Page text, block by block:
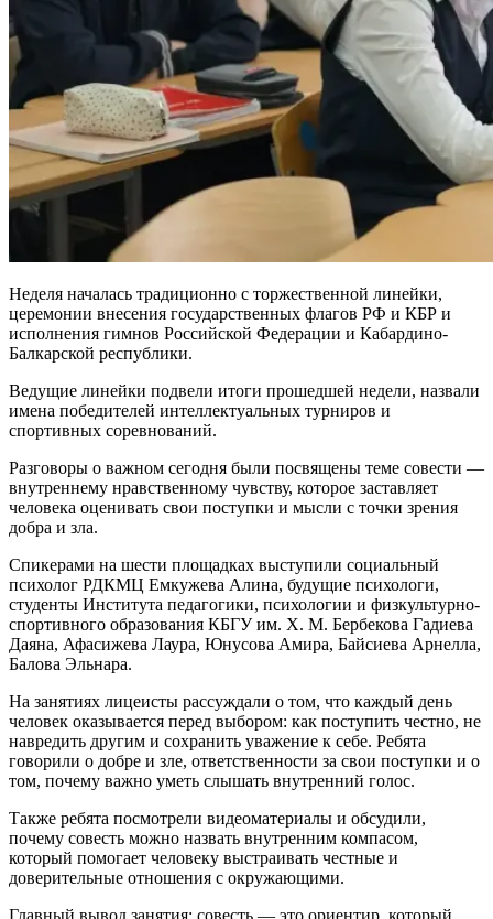
Неделя началась традиционно с торжественной линейки,
церемонии внесения государственных флагов РФ и КБР и
исполнения гимнов Российской Федерации и Кабардино-
Балкарской республики.
Ведущие линейки подвели итоги прошедшей недели, назвали
имена победителей интеллектуальных турниров и
спортивных соревнований.
Разговоры о важном сегодня были посвящены теме совести —
внутреннему нравственному чувству, которое заставляет
человека оценивать свои поступки и мысли с точки зрения
добра и зла.
Спикерами на шести площадках выступили социальный
психолог РДКМЦ Емкужева Алина, будущие психологи,
студенты Института педагогики, психологии и физкультурно-
спортивного образования КБГУ им. Х. М. Бербекова Гадиева
Даяна, Афасижева Лаура, Юнусова Амира, Байсиева Арнелла,
Балова Эльнара.
На занятиях лицеисты рассуждали о том, что каждый день
человек оказывается перед выбором: как поступить честно, не
навредить другим и сохранить уважение к себе. Ребята
говорили о добре и зле, ответственности за свои поступки и о
том, почему важно уметь слышать внутренний голос.
Также ребята посмотрели видеоматериалы и обсудили,
почему совесть можно назвать внутренним компасом,
который помогает человеку выстраивать честные и
доверительные отношения с окружающими.
Главный вывод занятия: совесть — это ориентир, который